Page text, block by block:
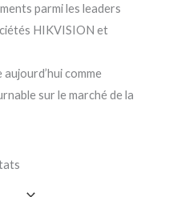
parmi les leaders
HIKVISION et
comme
sur le marché de la